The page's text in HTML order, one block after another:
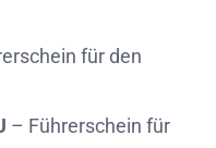
für den
– Führerschein für